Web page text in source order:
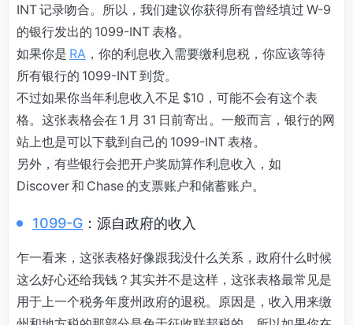
INT 记录吻合。所以，我们建议你获得所有曾经填过 W-9
的银行发出的 1099-INT 表格。
如果你是 RA ，你的利息收入需要缴利息税，你应该等待
所有银行的 1099-INT 到货。
不过如果你当年利息收入不足 $10，可能不会有这个表
格。这张表格会在 1 月 31 日前寄出。一般而言，银行的网
站上也是可以下载到自己的 1099-INT 表格。
另外，有些银行会把开户奖励算作利息收入，如
Discover 和 Chase 的支票账户和储蓄账户。
1099-G ：源自政府的收入
乍一看来，这张表格好像跟我没什么关系，政府什么时候
这么好心还给我钱？其实并不是这样，这张表格最常见是
用于上一个税务年度州政府的退税。原因是，收入用来缴